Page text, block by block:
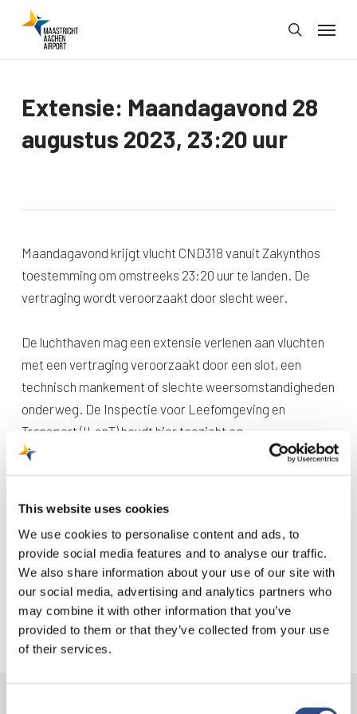
This website uses cookies
We use cookies to personalise content and ads, to
provide social media features and to analyse our traffic.
We also share information about your use of our site with
our social media, advertising and analytics partners who
may combine it with other information that you’ve
provided to them or that they’ve collected from your use
of their services.
search
Menu
Extensie: Maandagavond 28
augustus 2023, 23:20 uur
Maandagavond krijgt vlucht CND318 vanuit Zakynthos
toestemming om omstreeks 23:20 uur te landen. De
vertraging wordt veroorzaakt door slecht weer.
De luchthaven mag een extensie verlenen aan vluchten
met een vertraging veroorzaakt door een slot, een
technisch mankement of slechte weersomstandigheden
onderweg. De Inspectie voor Leefomgeving en
Transport (ILenT) houdt hier toezicht op.
Een slot is de tijdperiode waarin een toestel mag
vertrekken of landen vanaf een luchthaven. Een ATC-slot
andere rekening met de capaciteit in het luchtruim en
streven een zo optimale doorstroming van het
luchtverkeer na. Hierdoor kan het zijn dat vluchten later
mogen vertrekken dan ze eigenlijk gepland stonden.